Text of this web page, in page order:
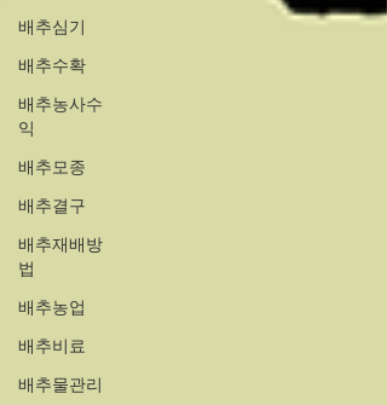
배추심기
배추수확
배추농사수
익
배추모종
배추결구
배추재배방
법
배추농업
배추비료
배추물관리